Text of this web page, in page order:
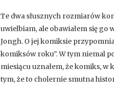
Te dwa słusznych rozmiarów
uwielbiam, ale obawiałem się go
Jongh. O jej komiksie
komiksów roku”. W tym niemal
miesiącu uznałem, że komiks, w
tym, że to cholernie smutna